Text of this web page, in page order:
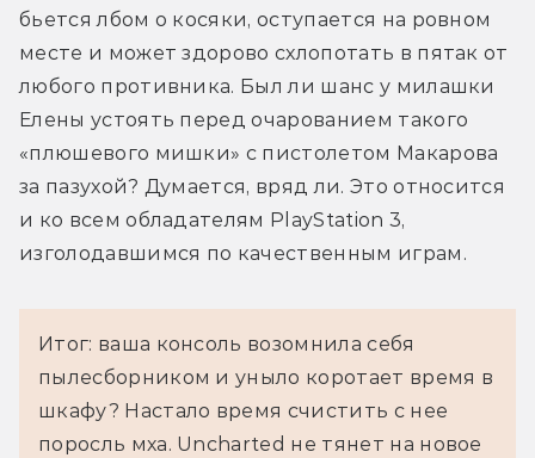
бьется лбом о косяки, оступается на ровном
месте и может здорово схлопотать в пятак от
любого противника. Был ли шанс у милашки
Елены устоять перед очарованием такого
«плюшевого мишки» с пистолетом Макарова
за пазухой? Думается, вряд ли. Это относится
и ко всем обладателям PlayStation 3,
изголодавшимся по качественным играм.
Итог: ваша консоль возомнила себя
пылесборником и уныло коротает время в
шкафу? Настало время счистить с нее
поросль мха. Uncharted не тянет на новое